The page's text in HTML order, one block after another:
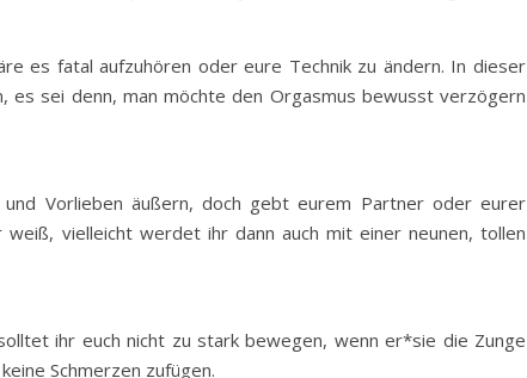
es fatal aufzuhören oder eure Technik zu ändern. In dieser
es sei denn, man möchte den Orgasmus bewusst verzögern
Vorlieben äußern, doch gebt eurem Partner oder eurer
vielleicht werdet ihr dann auch mit einer neunen, tollen
ihr euch nicht zu stark bewegen, wenn er*sie die Zunge
Schmerzen zufügen.